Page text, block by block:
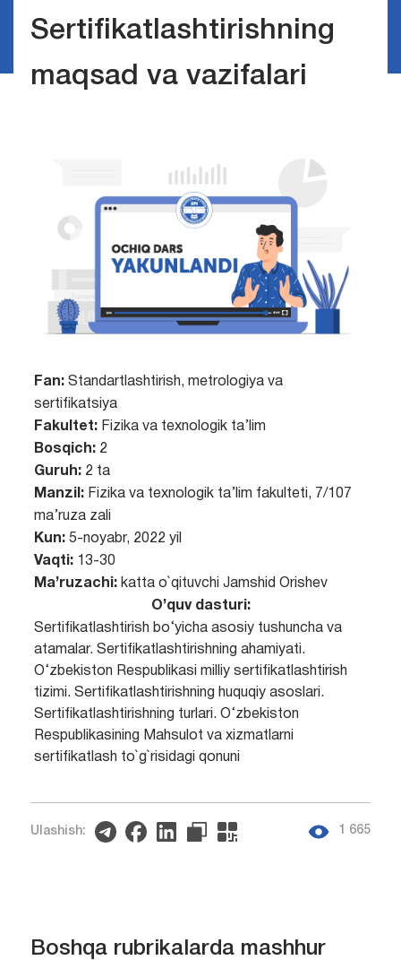
Sertifikatlashtirishning
maqsad va vazifalari
Fan: Standartlashtirish, metrologiya va
sertifikatsiya
Fakultet: Fizika va texnologik ta’lim
Bosqich: 2
Guruh: 2 ta
Manzil: Fizika va texnologik ta’lim fakulteti, 7/107
ma’ruza zali
Kun: 5-noyabr, 2022 yil
Vaqti: 13-30
Ma’ruzachi: katta o`qituvchi Jamshid Orishev
O’quv dasturi:
Sertifikatlashtirish bo‘yicha asosiy tushuncha va
atamalar. Sertifikatlashtirishning ahamiyati.
O‘zbekiston Respublikasi milliy sertifikatlashtirish
tizimi. Sertifikatlashtirishning huquqiy asoslari.
Sertifikatlashtirishning turlari. O‘zbekiston
Respublikasining Mahsulot va xizmatlarni
sertifikatlash to`g`risidagi qonuni
Ulashish: 1 665
Boshqa rubrikalarda mashhur